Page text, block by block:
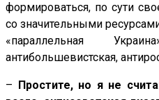
формироваться, по сути
со значительными
«параллельная
антибольшевистская,
– Простите, но я не